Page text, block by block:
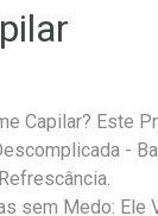
Capilar? Este
-
sem Medo: Ele